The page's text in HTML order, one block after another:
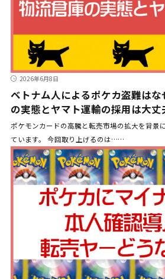
2026年6月8日
ベトナム人によるポケカ盗難は
の実態とヤマト運輸の採用は大丈
ポケモンカードの高騰と転売市場の拡大を背景
ています。 今回取り上げるのは……